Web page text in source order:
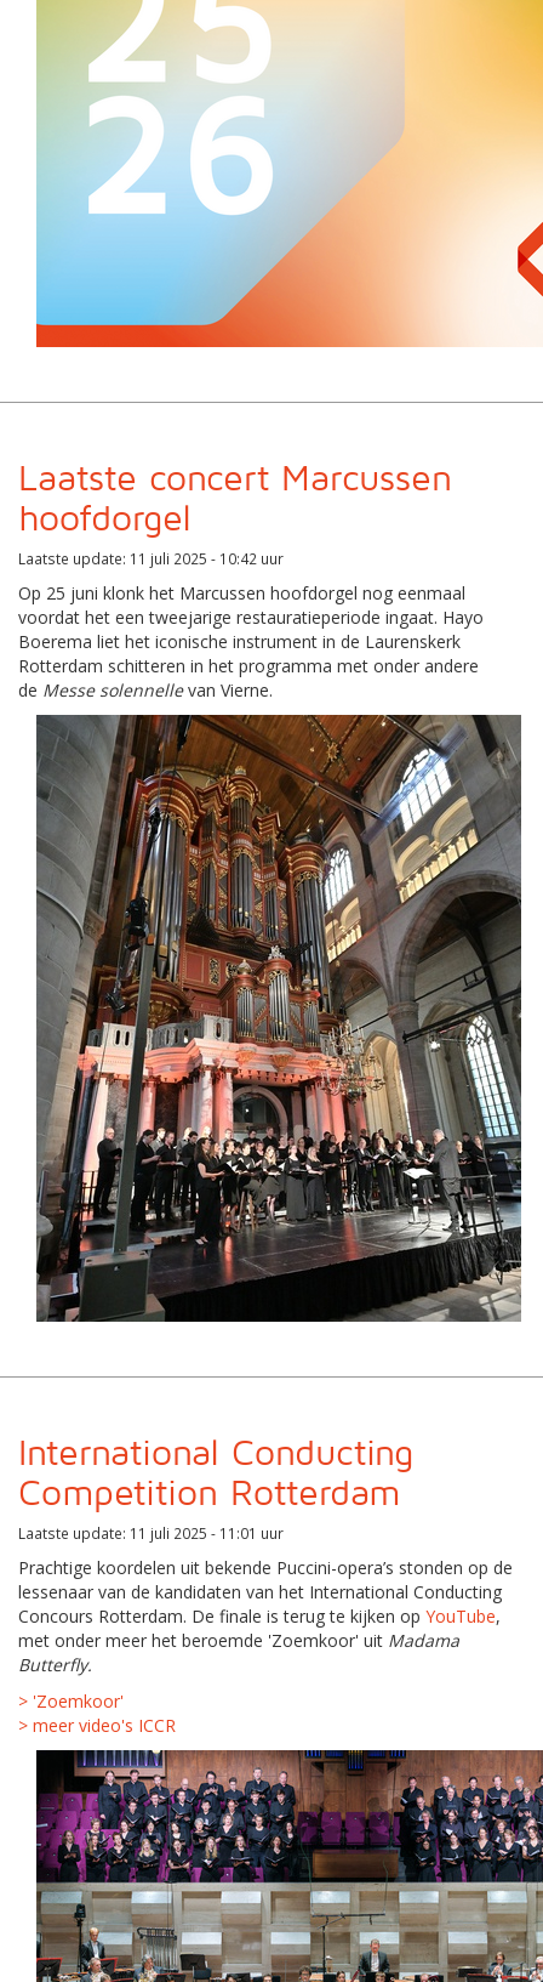
Laatste concert Marcussen
hoofdorgel
Laatste update: 11 juli 2025 - 10:42 uur
Op 25 juni klonk het Marcussen hoofdorgel nog eenmaal
voordat het een tweejarige restauratieperiode ingaat. Hayo
Boerema liet het iconische instrument in de Laurenskerk
Rotterdam schitteren in het programma met onder andere
de Messe solennellevan Vierne.
International Conducting
Competition Rotterdam
Laatste update: 11 juli 2025 - 11:01 uur
Prachtige koordelen uit bekende Puccini-opera’s stonden op de
lessenaar van de kandidaten van het International Conducting
Concours Rotterdam. De finale is terug te kijken op YouTube,
met onder meer het beroemde 'Zoemkoor' uit Madama
Butterfly.
> 'Zoemkoor'
> meer video's ICCR